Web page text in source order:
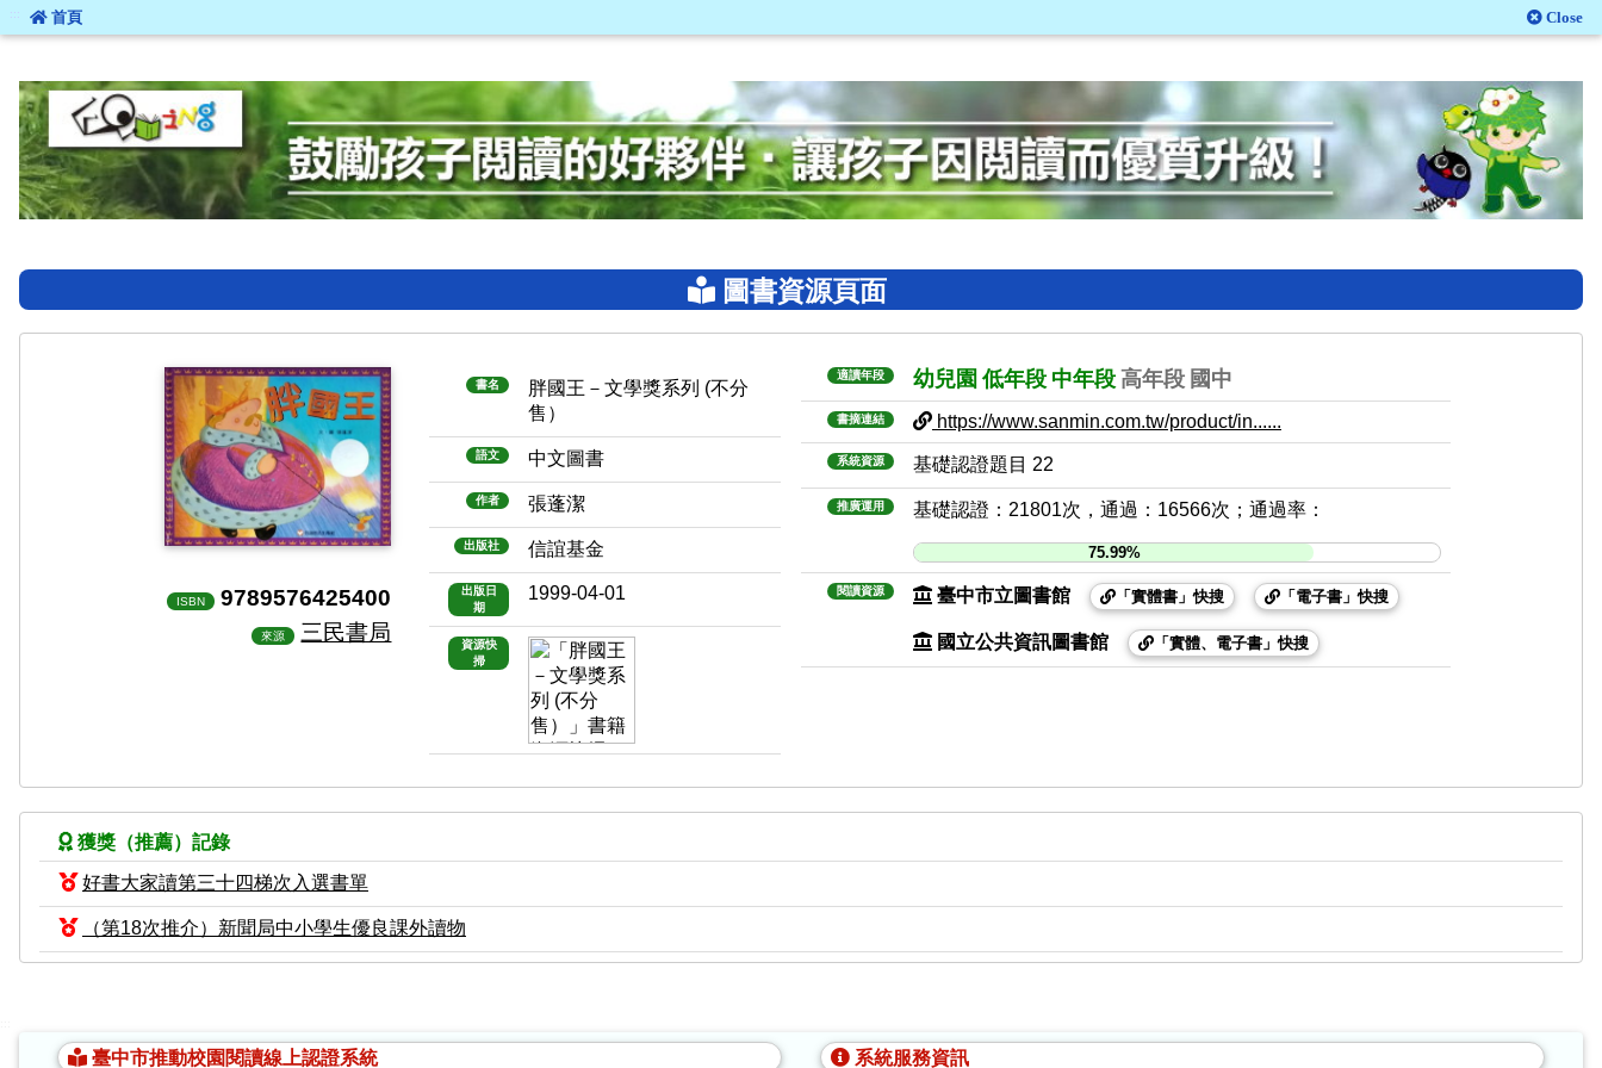
::: 首頁 Close
圖書資源頁面
ISBN 9789576425400
來源 三民書局
書名
胖國王－文學獎系列 (不分
售）
語文 中文圖書
作者 張蓬潔
出版社 信誼基金
出版日
期
1999-04-01
資源快
掃
適讀年段 幼兒園 低年段 中年段 高年段 國中
書摘連結 https://www.sanmin.com.tw/product/in......
系統資源 基礎認證題目 22
推廣運用 基礎認證：21801次，通過：16566次；通過率：
75.99%
閱讀資源 臺中市立圖書館 「實體書」快搜 「電子書」快搜
國立公共資訊圖書館 「實體、電子書」快搜
獲獎（推薦）記錄
好書大家讀第三十四梯次入選書單
（第18次推介）新聞局中小學生優良課外讀物
臺中市推動校園閱讀線上認證系統 系統服務資訊